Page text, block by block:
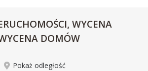
WYCENA
DOMÓW
Pokaż odległość